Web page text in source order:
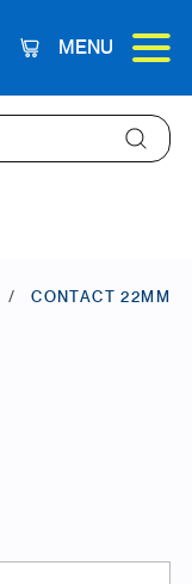
Panier
MENU
CONTACT 22MM